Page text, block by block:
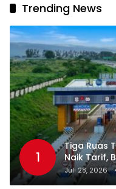
Trending News
1
Tiga Ruas
Naik Tarif,
Standar
Juli 28, 2026